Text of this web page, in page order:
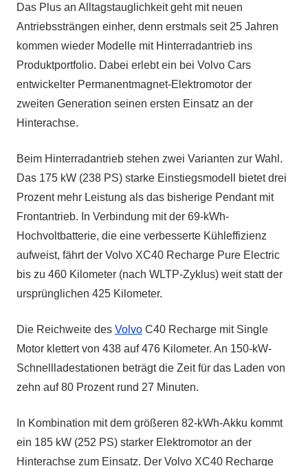
Das Plus an Alltagstauglichkeit geht mit neuen
Antriebssträngen einher, denn erstmals seit 25 Jahren
kommen wieder Modelle mit Hinterradantrieb ins
Produktportfolio. Dabei erlebt ein bei Volvo Cars
entwickelter Permanentmagnet-Elektromotor der
zweiten Generation seinen ersten Einsatz an der
Hinterachse.
Beim Hinterradantrieb stehen zwei Varianten zur Wahl.
Das 175 kW (238 PS) starke Einstiegsmodell bietet drei
Prozent mehr Leistung als das bisherige Pendant mit
Frontantrieb. In Verbindung mit der 69-kWh-
Hochvoltbatterie, die eine verbesserte Kühleffizienz
aufweist, fährt der Volvo XC40 Recharge Pure Electric
bis zu 460 Kilometer (nach WLTP-Zyklus) weit statt der
ursprünglichen 425 Kilometer.
Die Reichweite des Volvo C40 Recharge mit Single
Motor klettert von 438 auf 476 Kilometer. An 150-kW-
Schnellladestationen beträgt die Zeit für das Laden von
zehn auf 80 Prozent rund 27 Minuten.
In Kombination mit dem größeren 82-kWh-Akku kommt
ein 185 kW (252 PS) starker Elektromotor an der
Hinterachse zum Einsatz. Der Volvo XC40 Recharge